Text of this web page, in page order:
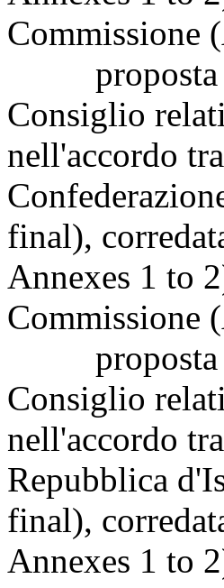
Commissione
proposta di
Consiglio
nell'accordo
final),
Annexes 1 to
Commissione
proposta di
Consiglio
nell'accordo
Repubblica
final),
Annexes 1 to